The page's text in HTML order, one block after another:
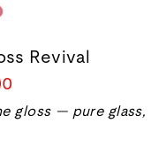
Revival
gloss — pure glass,